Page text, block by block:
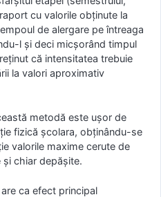
cu valorile obţinute la
de alergare pe întreaga
l şi deci micşorând timpul
că intensitatea trebuie
la valori aproximativ
metodă este uşor de
fizică şcolara, obţinându-se
valorile maxime cerute de
chiar depăşite.
are ca efect principal